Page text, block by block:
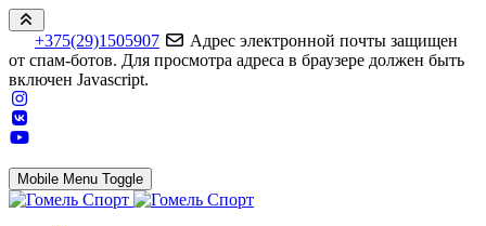
+375(29)1505907
Адрес электронной почты защищен
от спам-ботов. Для просмотра адреса в браузере должен быть
включен Javascript.
Mobile Menu Toggle